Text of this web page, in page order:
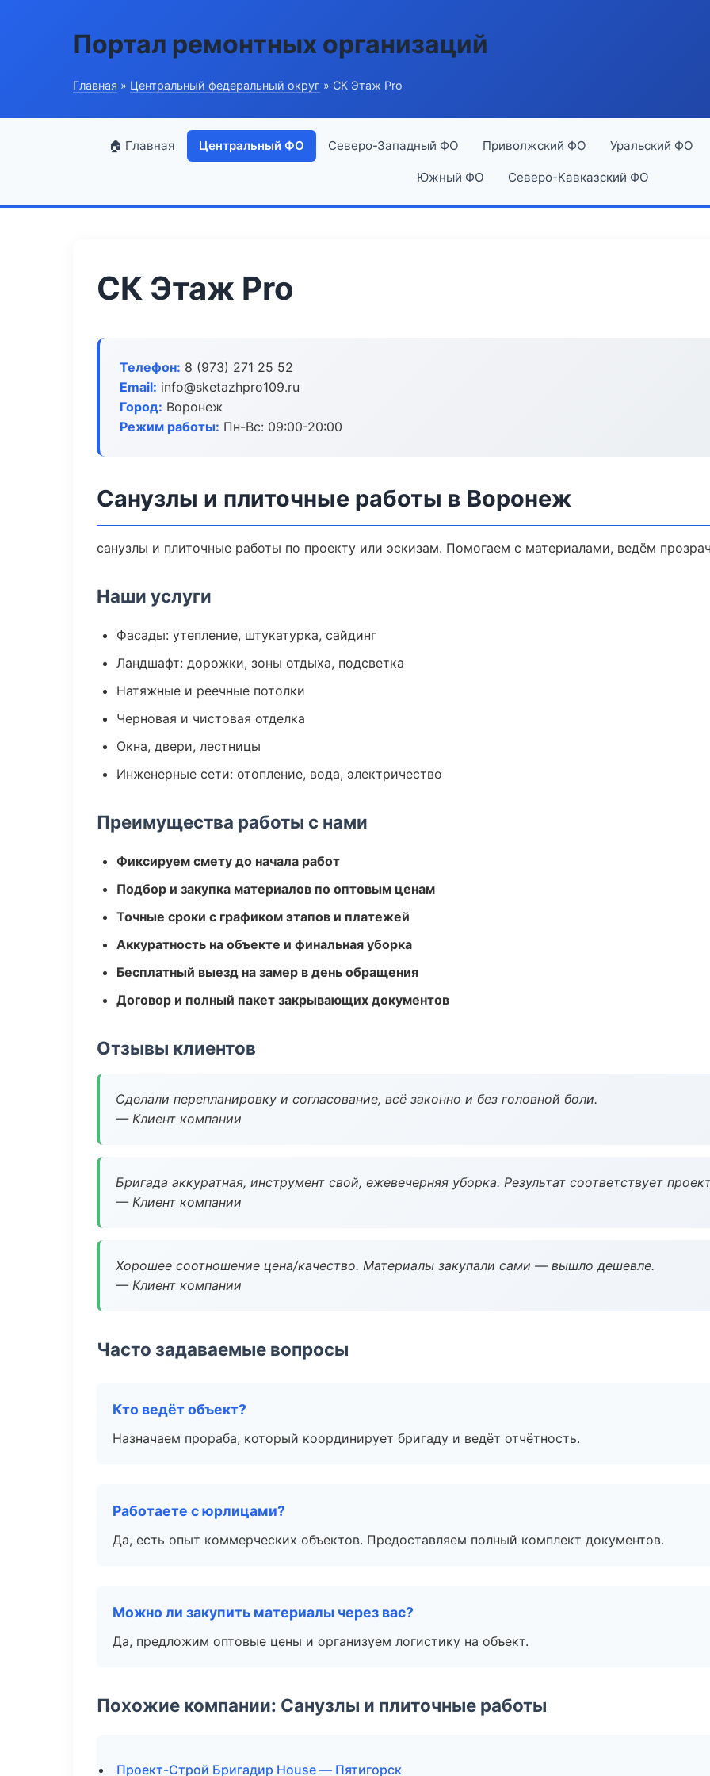
Портал ремонтных организаций
Главная » Центральный федеральный округ » СК Этаж Pro
🏠 Главная Центральный ФО Северо-Западный ФО Приволжский ФО Уральский ФО
Южный ФО Северо-Кавказский ФО
СК Этаж Pro
Телефон: 8 (973) 271 25 52
Email: info@sketazhpro109.ru
Город: Воронеж
Режим работы: Пн-Вс: 09:00-20:00
Санузлы и плиточные работы в Воронеж
санузлы и плиточные работы по проекту или эскизам. Помогаем с материалами, ведём
Наши услуги
Фасады: утепление, штукатурка, сайдинг
Ландшафт: дорожки, зоны отдыха, подсветка
Натяжные и реечные потолки
Черновая и чистовая отделка
Окна, двери, лестницы
Инженерные сети: отопление, вода, электричество
Преимущества работы с нами
Фиксируем смету до начала работ
Подбор и закупка материалов по оптовым ценам
Точные сроки с графиком этапов и платежей
Аккуратность на объекте и финальная уборка
Бесплатный выезд на замер в день обращения
Договор и полный пакет закрывающих документов
Отзывы клиентов
Сделали перепланировку и согласование, всё законно и без головной боли.
— Клиент компании
Бригада аккуратная, инструмент свой, ежевечерняя уборка. Результат соответствует
— Клиент компании
Хорошее соотношение цена/качество. Материалы закупали сами — вышло дешевле.
— Клиент компании
Часто задаваемые вопросы
Кто ведёт объект?
Назначаем прораба, который координирует бригаду и ведёт отчётность.
Работаете с юрлицами?
Да, есть опыт коммерческих объектов. Предоставляем полный комплект документов.
Можно ли закупить материалы через вас?
Да, предложим оптовые цены и организуем логистику на объект.
Похожие компании: Санузлы и плиточные работы
Проект-Строй Бригадир House — Пятигорск